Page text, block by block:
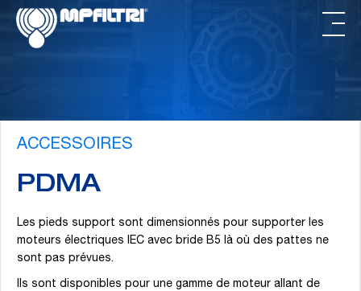
Passer
contenu
Passer
ACCESSOIRES
PDMA
Les pieds support sont dimensionnés pour supporter les
moteurs électriques IEC avec bride B5 là où des pattes ne
sont pas prévues.
Ils sont disponibles pour une gamme de moteur allant de